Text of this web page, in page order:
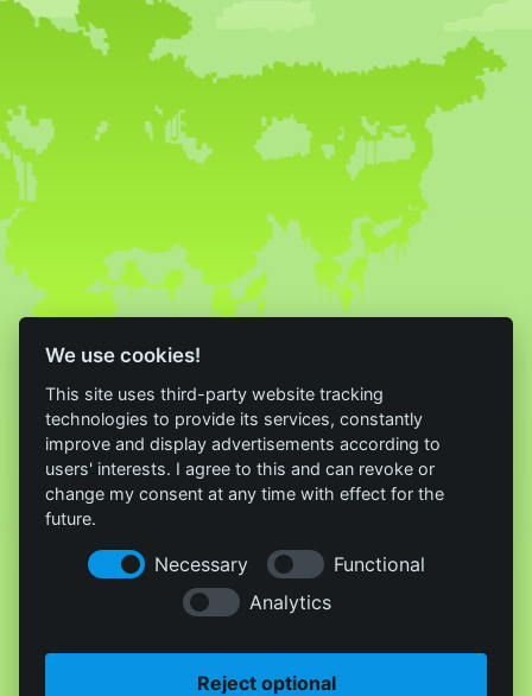
We use cookies!
This site uses third-party website tracking
technologies to provide its services, constantly
improve and display advertisements according to
users' interests. I agree to this and can revoke or
change my consent at any time with effect for the
future.
Necessary
Functional
Analytics
Reject optional